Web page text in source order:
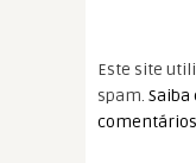
Este site
spam. Saiba